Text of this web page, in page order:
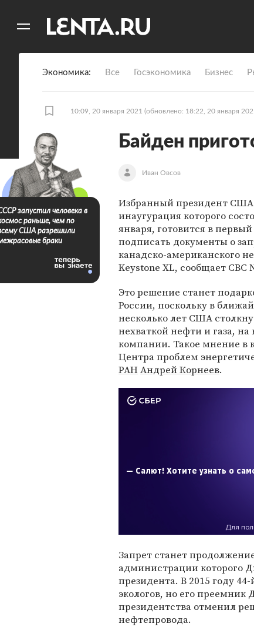
Экономика Все Госэкономика Бизнес
10:09, 20 января 2021 (обновлено: 18:22, 20 января
Байден
Иван Овсов
Избранный президент США
инаугурация которого
января, готовится в
подписать документы о
канадско-американского
Keystone XL, сообщает CBC
Это решение станет
России, поскольку в
несколько лет США
нехваткой нефти и газа, на
компании. Такое мнение в
Центра проблем
РАНАндрей Корнеев.
Запрет станет
администрации которого
президента. В 2015 году
экологов, но его преемник
президентства отменил
нефтепровода.
запустил человека в
раньше, чем по
США разрешили
браки